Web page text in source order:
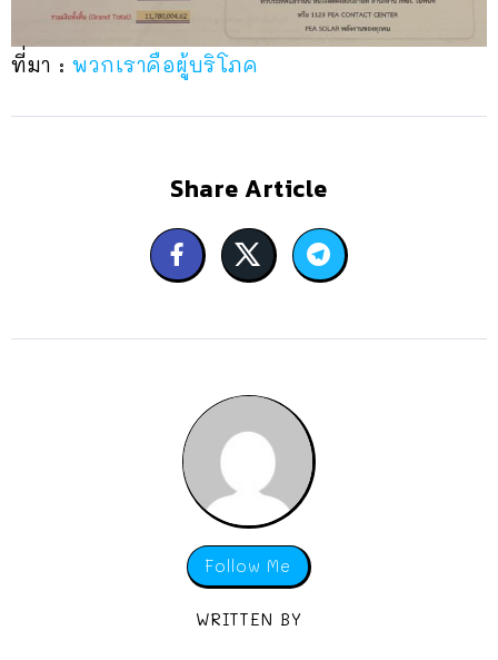
ที่มา : พวกเราคือผู้บริโภค
Share Article
Follow Me
WRITTEN BY